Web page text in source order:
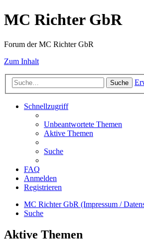
MC Richter GbR
Forum der MC Richter GbR
Zum Inhalt
Suche
Schnellzugriff
Unbeantwortete Themen
Aktive Themen
Suche
FAQ
Anmelden
Registrieren
MC Richter GbR (Impressum /
Suche
Aktive Themen